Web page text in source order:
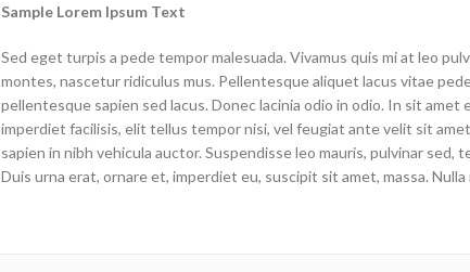
Sample Lorem Ipsum Text
Sed eget turpis a pede tempor malesuada. Vivamus quis mi at leo
montes, nascetur ridiculus mus. Pellentesque aliquet lacus vitae
pellentesque sapien sed lacus. Donec lacinia odio in odio. In sit
imperdiet facilisis, elit tellus tempor nisi, vel feugiat ante velit sit
sapien in nibh vehicula auctor. Suspendisse leo mauris, pulvinar
Duis urna erat, ornare et, imperdiet eu, suscipit sit amet, massa.